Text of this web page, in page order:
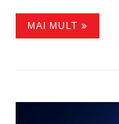
MAI MULT